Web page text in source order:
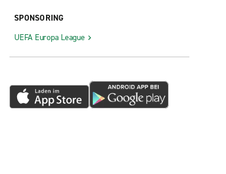
SPONSORING
UEFA Europa League